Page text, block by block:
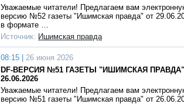
Уважаемые читатели! Предлагаем вам
версию №52 газеты "Ишимская правда" от
в формате …
Источник: Ишимская правда
08:15 |
26 июня 2026
DF-ВЕРСИЯ №51 ГАЗЕТЫ "ИШИМСКАЯ ПРАВДА"
26.06.2026
Уважаемые читатели! Предлагаем вам
версию №51 газеты "Ишимская правда" от